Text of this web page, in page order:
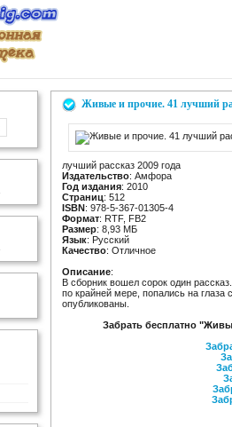
Живые и прочие. 41 лучший
лучший рассказ 2009 года
Издательство: Амфора
Год издания: 2010
Страниц: 512
ISBN: 978-5-367-01305-4
Формат: RTF, FB2
Размер: 8,93 МБ
Язык: Русский
Качество: Отличное
Описание:
В сборник вошел сорок один
по крайней мере, попались на глаза
опубликованы.
Забрать бесплатно